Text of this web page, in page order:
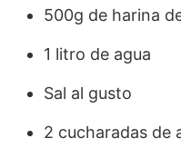
500g de harina
1 litro de agua
Sal al gusto
2 cucharadas de